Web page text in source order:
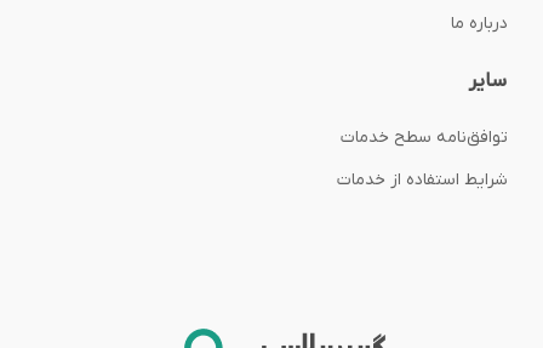
درباره ما
سایر
توافق‌نامه‌ سطح خدمات
شرایط استفاده از خدمات